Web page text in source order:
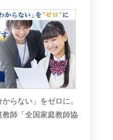
らない」をゼロに。
師「全国家庭教師協